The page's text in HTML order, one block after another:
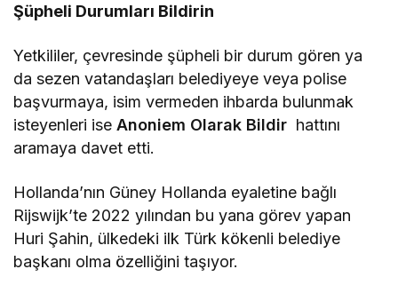
Şüpheli Durumları Bildirin
Yetkililer, çevresinde şüpheli bir durum gören ya
da sezen vatandaşları belediyeye veya polise
başvurmaya, isim vermeden ihbarda bulunmak
isteyenleri iseAnoniem Olarak Bildir hattını
aramaya davet etti.
Hollanda’nın Güney Hollanda eyaletine bağlı
Rijswijk’te 2022 yılından bu yana görev yapan
Huri Şahin, ülkedeki ilk Türk kökenli belediye
başkanı olma özelliğini taşıyor.